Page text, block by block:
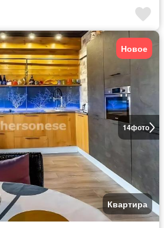
14фото
Новое
Квартира